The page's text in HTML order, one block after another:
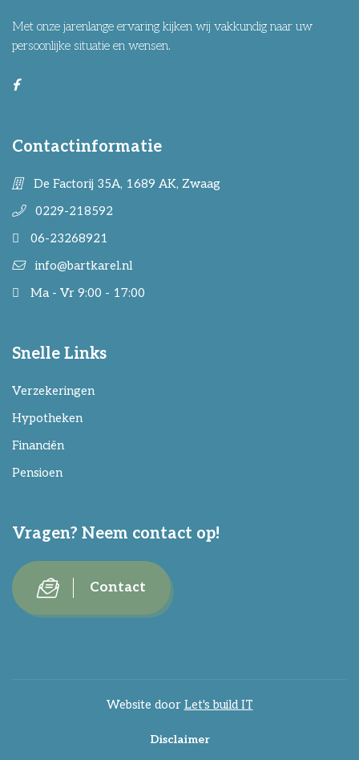
Met onze jarenlange ervaring kijken wij vakkundig naar uw
persoonlijke situatie en wensen.
Contactinformatie
De Factorij 35A, 1689 AK, Zwaag
0229-218592
06-23268921
info@bartkarel.nl
Ma - Vr 9:00 - 17:00
Snelle Links
Verzekeringen
Hypotheken
Financiën
Pensioen
Vragen? Neem contact op!
Contact
Website door Let's build IT
Disclaimer